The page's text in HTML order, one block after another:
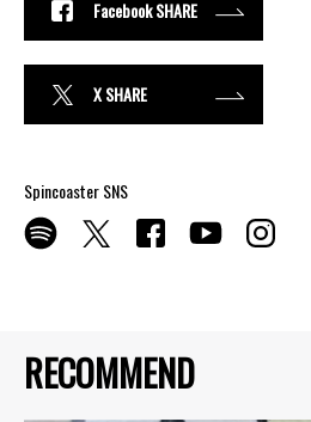
RECOMMEND
Facebook SHARE
X SHARE
Spincoaster SNS